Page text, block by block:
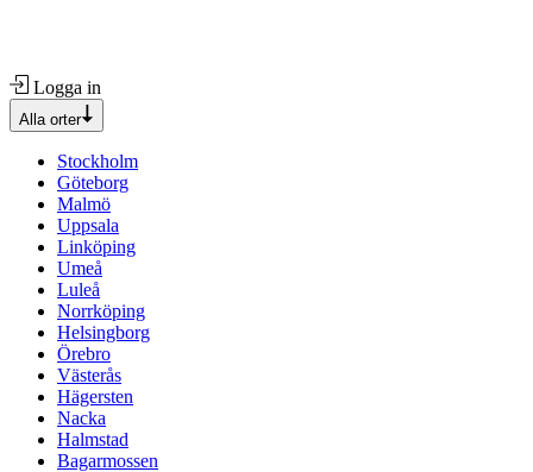
Logga in
Alla orter
Stockholm
Göteborg
Malmö
Uppsala
Linköping
Umeå
Luleå
Norrköping
Helsingborg
Örebro
Västerås
Hägersten
Nacka
Halmstad
Bagarmossen